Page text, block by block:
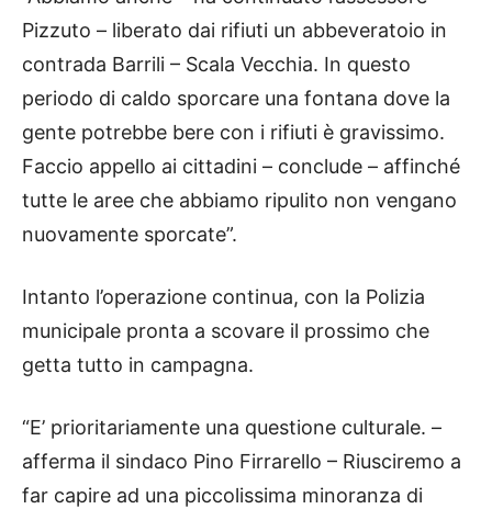
Pizzuto – liberato dai rifiuti un abbeveratoio in
contrada Barrili – Scala Vecchia. In questo
periodo di caldo sporcare una fontana dove la
gente potrebbe bere con i rifiuti è gravissimo.
Faccio appello ai cittadini – conclude – affinché
tutte le aree che abbiamo ripulito non vengano
nuovamente sporcate”.
Intanto l’operazione continua, con la Polizia
municipale pronta a scovare il prossimo che
getta tutto in campagna.
“E’ prioritariamente una questione culturale. –
afferma il sindaco Pino Firrarello – Riusciremo a
far capire ad una piccolissima minoranza di